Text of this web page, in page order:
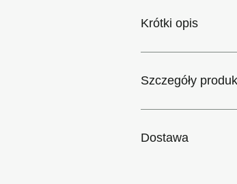
o tym, jak korzystasz z naszej witryny,
Krótki opis
Szczegóły
Dostawa